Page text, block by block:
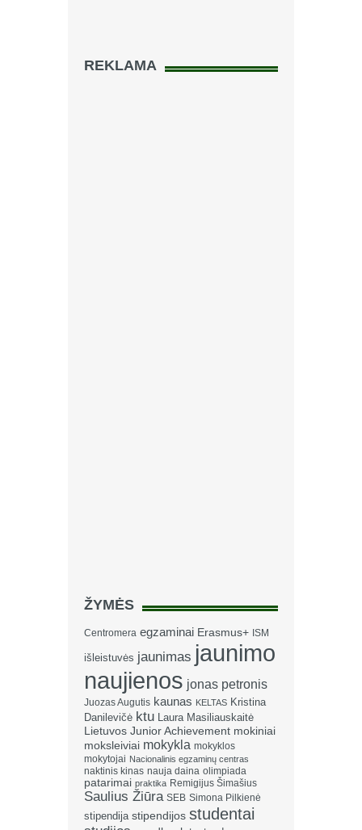
REKLAMA
ŽYMĖS
Centromera egzaminai Erasmus+ ISM
išleistuvės jaunimas jaunimo
naujienos jonas petronis
Juozas Augutis kaunas KELTAS Kristina
Danilevičė ktu Laura Masiliauskaitė
Lietuvos Junior Achievement mokiniai
moksleiviai mokykla mokyklos
mokytojai Nacionalinis egzaminų centras
naktinis kinas nauja daina olimpiada
patarimai praktika Remigijus Šimašius
Saulius Žiūra SEB Simona Pilkienė
stipendija stipendijos studentai